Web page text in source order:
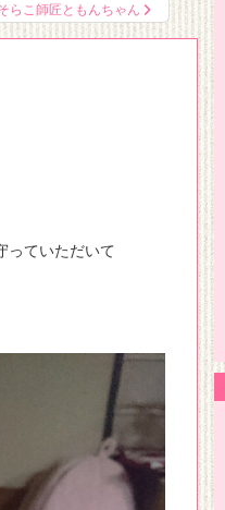
谷あづさの雑記帳
の日々の雑記や仕事風景、
だものなどを綴っています。
らこ師匠ともんちゃん
っていただいて